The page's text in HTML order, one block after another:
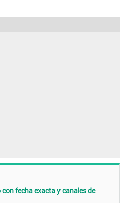
fecha exacta y canales de